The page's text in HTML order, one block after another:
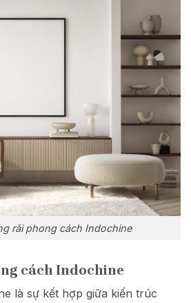
rãi phong cách Indochine
cách Indochine
là sự kết hợp giữa kiến trúc